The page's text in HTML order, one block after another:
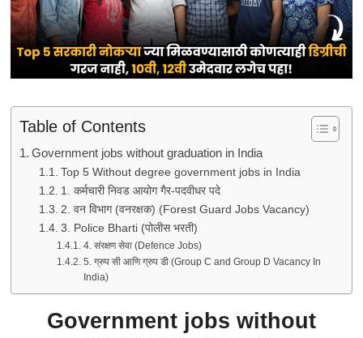
Table of Contents
Government jobs without graduation in India
Top 5 Without degree government jobs in India
1. कर्मचारी निवड आयोग गैर-पदवीधर पदे
2. वन विभाग (वनरक्षक) (Forest Guard Jobs Vacancy)
3. Police Bharti (पोलीस भरती)
4. संरक्षण सेवा (Defence Jobs)
5. ग्रुप सी आणि ग्रुप डी (Group C and Group D Vacancy In
India)
Government jobs without